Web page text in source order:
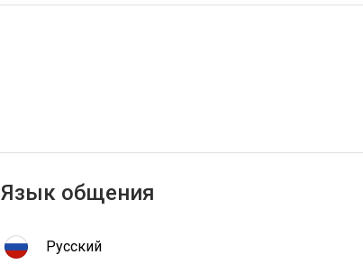
Язык общения
Русский